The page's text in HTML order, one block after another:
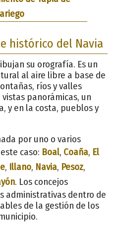
histórico del Navia
su orografía. Es un
al aire libre a base de
ríos y valles
panorámicas, un
y en la costa, pueblos y
por uno o varios
caso: Boal, Coaña, El
, Illano, Navia, Pesoz,
. Los concejos
administrativas dentro de
de la gestión de los